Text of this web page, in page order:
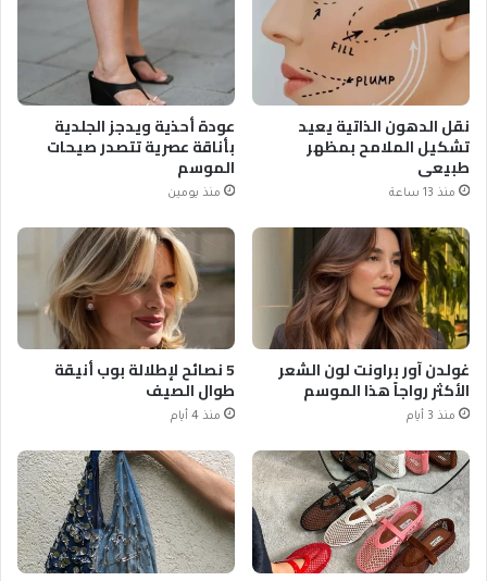
نقل الدهون الذاتية يعيد
تشكيل الملامح بمظهر
طبيعي
منذ 13 ساعة
عودة أحذية ويدجز الجلدية
بأناقة عصرية تتصدر صيحات
الموسم
منذ يومين
غولدن آور براونت لون الشعر
الأكثر رواجاً هذا الموسم
منذ 3 أيام
5 نصائح لإطلالة بوب أنيقة
طوال الصيف
منذ 4 أيام